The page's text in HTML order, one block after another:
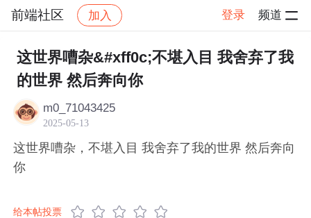
前端社区 加入 登录 频道
社区 前端社区 感慨 帖子详情
这世界嘈杂&#xff0c;不堪入目 我舍弃了我
的世界 然后奔向你
m0_71043425
2025-05-13
这世界嘈杂，不堪入目 我舍弃了我的世界 然后奔向
你
给本帖投票